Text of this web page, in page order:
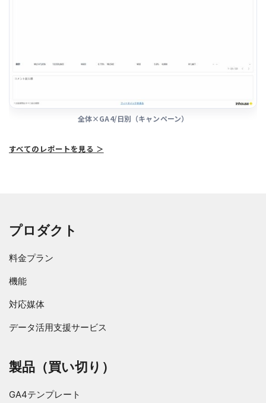
全体×GA4/日別（キャンペーン）
すべてのレポートを見る ＞
プロダクト
料金プラン
機能
対応媒体
データ活用支援サービス
製品（買い切り）
GA4テンプレート